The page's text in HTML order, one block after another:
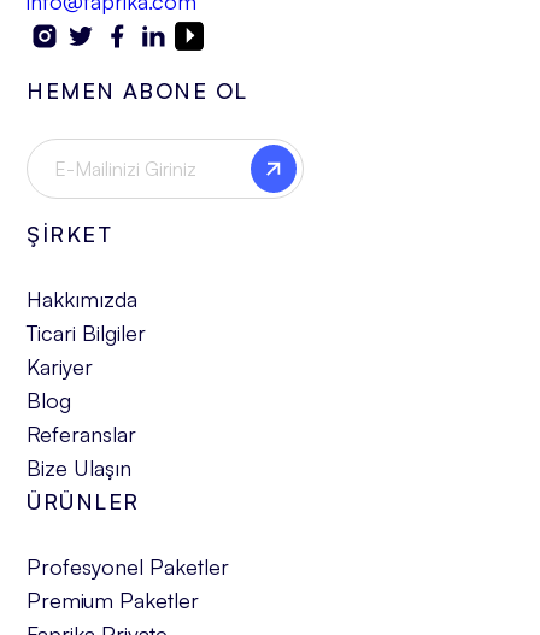
HEMEN ABONE OL
ŞİRKET
Hakkımızda
Ticari Bilgiler
Kariyer
Blog
Referanslar
Bize Ulaşın
ÜRÜNLER
Profesyonel Paketler
Premium Paketler